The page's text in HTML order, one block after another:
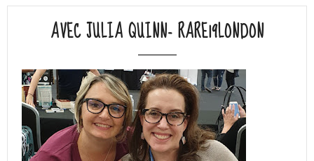
AVEC JULIA QUINN- RARE19LONDON